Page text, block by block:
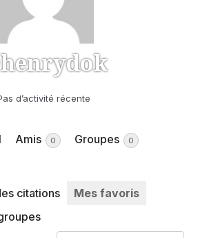
d’activité récente
Amis 0 Groupes 0
citations
Mes favoris